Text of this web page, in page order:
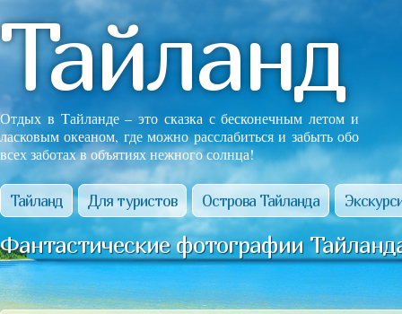
Тайланд
Отдых в Тайланде – это сказка с бесконечным летом и
ласковым океаном, где можно расслабиться и забыть обо
всех заботах в объятиях нежного солнца!
Тайланд Для туристов Острова Тайланда
Фантастические фотографии